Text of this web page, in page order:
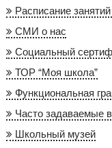
Расписание
СМИ о нас
Социальный
ТОР “Моя школа”
Функциональная
Часто задаваемые
Школьный музей